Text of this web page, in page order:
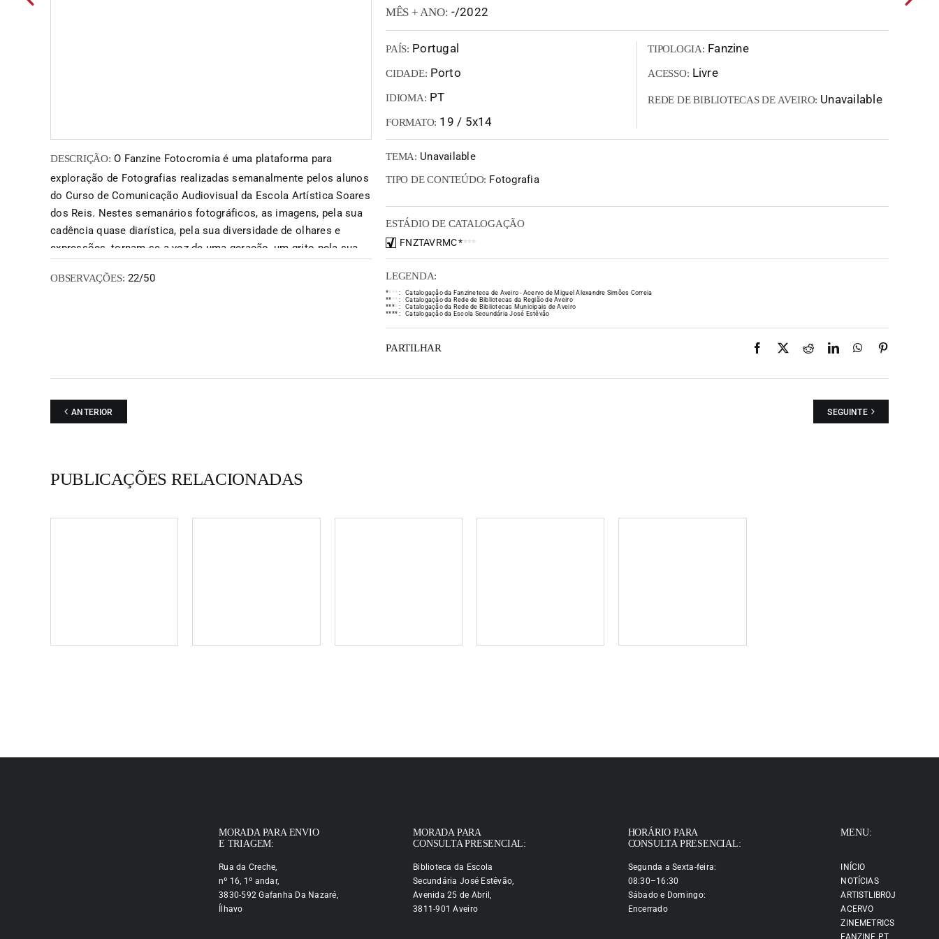
MÊS + ANO: -/2022
PAÍS: Portugal
CIDADE: Porto
IDIOMA: PT
FORMATO: 19 / 5x14
TIPOLOGIA: Fanzine
ACESSO: Livre
REDE DE BIBLIOTECAS DE AVEIRO: Unavailable
DESCRIÇÃO: O Fanzine Fotocromia é uma plataforma para
exploração de Fotografias realizadas semanalmente pelos alunos
do Curso de Comunicação Audiovisual da Escola Artística Soares
dos Reis. Nestes semanários fotográficos, as imagens, pela sua
cadência quase diarística, pela sua diversidade de olhares e
expressões, tornam-se a voz de uma geração, um grito pela sua
um editor convidado a cada publicação, dá-lhe um corpo
TEMA: Unavailable
TIPO DE CONTEÚDO: Fotografia
ESTÁDIO DE CATALOGAÇÃO
FNZTAVRMC****
OBSERVAÇÕES: 22/50 LEGENDA:
** * * :
Catalogação da Fanzineteca de Aveiro - Acervo de Miguel Alexandre Simões Correia
** * * :
Catalogação da Rede de Bibliotecas da Região de Aveiro
**** :
Catalogação da Rede de Bibliotecas Municipais de Aveiro
**** : Catalogação da Escola Secundária José Estêvão
PARTILHAR Facebook
X RedditLinkedInWhatsApp
ANTERIOR SEGUINTE
PUBLICAÇÕES RELACIONADAS
MORADA PARA ENVIO
E TRIAGEM:
Rua da Creche,
nº 16, 1º andar,
3830-592 Gafanha Da Nazaré,
Ílhavo
MORADA PARA
CONSULTA PRESENCIAL:
Biblioteca da Escola
Secundária José Estêvão,
Avenida 25 de Abril,
3811-901 Aveiro
HORÁRIO PARA
CONSULTA PRESENCIAL:
Segunda a Sexta-feira:
08:30–16:30
Sábado e Domingo:
Encerrado
MENU:
INÍCIO
NOTÍCIAS
ARTISTLIBROJ
ACERVO
ZINEMETRICS